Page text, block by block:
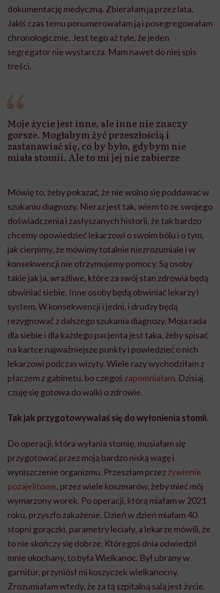
dokumentację medyczną. Zbierałam ją przez lata.
Jakiś czas temu ponumerowałam ją i posegregowałam
chronologicznie. Jest tego aż tyle, że jeden
segregator nie wystarcza. Mam nawet do niej spis
treści.
Moje życie jest inne, ale inne nie znaczy
gorsze. Mogłabym żyć przeszłością i
zastanawiać się, co by było, gdybym nie
miała stomii. Ale to mi jej nie zabierze
Mówię to, żeby pokazać, że nie wolno się poddawać w
szukaniu diagnozy. Nieraz jest tak, wiem to ze swojego
doświadczenia i zasłyszanych historii, że tak bardzo
chcemy opowiedzieć lekarzowi o swoim bólu i o tym,
jak cierpimy, że mówimy totalnie niezrozumiale i w
konsekwencji nie otrzymujemy pomocy. Są osoby
takie jak ja, wrażliwe, które za swój stan zdrowia będą
obwiniać siebie. Inne osoby będą obwiniać lekarzy i
system. W konsekwencji i jedni, i drudzy będą
rezygnować z dalszego szukania diagnozy. Moja rada
dla siebie i dla każdego pacjenta jest taka, żeby spisać
na kartce najważniejsze punkty i powiedzieć o nich
lekarzowi podczas wizyty. Wiele razy wychodziłam z
płaczem z gabinetu, bo czegoś zapomniałam. Dzisiaj
czuję się gotowa do walki o zdrowie.
Tak jak przygotowywałaś się do wyłonienia stomii.
Do operacji, która wyłania stomię, musiałam się
przygotować przez moją bardzo niską wagę i
wyniszczenie organizmu. Przeszłam przezżywienie
pozajelitowe, przez wiele koszmarów, żeby mieć mój
wymarzony worek. Po operacji, którą miałam w 2021
roku, przyszło zakażenie. Dzień w dzień miałam 40
stopni gorączki, parametry leciały, a lekarze mówili, że
to nie skończy się dobrze. Któregoś dnia odwiedził
mnie ukochany, to była Wielkanoc. Był ubrany w
garnitur, przyniósł mi koszyczek wielkanocny.
Zrozumiałam wtedy, że za tą szpitalną salą jest życie.